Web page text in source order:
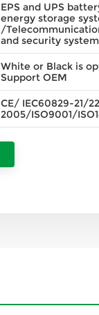
EPS and UPS
energy storage
/
and security system
White or Black is
Support OEM
CE/ IEC60829-21/
2005/ISO9001/